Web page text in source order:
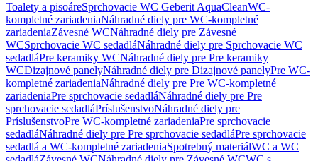
Toalety a pisoáreSprchovacie WC Geberit AquaCleanWC-
kompletné zariadeniaNáhradné diely pre WC-kompletné
zariadeniaZávesné WCNáhradné diely pre Závesné
WCSprchovacie WC sedadláNáhradné diely pre Sprchovacie WC
sedadláPre keramiky WCNáhradné diely pre Pre keramiky
WCDizajnové panelyNáhradné diely pre Dizajnové panelyPre WC-
kompletné zariadeniaNáhradné diely pre Pre WC-kompletné
zariadeniaPre sprchovacie sedadláNáhradné diely pre Pre
sprchovacie sedadláPríslušenstvoNáhradné diely pre
PríslušenstvoPre WC-kompletné zariadeniaPre sprchovacie
sedadláNáhradné diely pre Pre sprchovacie sedadláPre sprchovacie
sedadlá a WC-kompletné zariadeniaSpotrebný materiálWC a WC